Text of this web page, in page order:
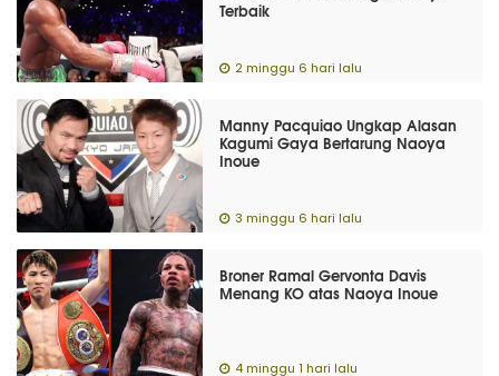
Terbaik
2 minggu 6 hari lalu
Manny Pacquiao Ungkap Alasan
Kagumi Gaya Bertarung Naoya
Inoue
3 minggu 6 hari lalu
Broner Ramal Gervonta Davis
Menang KO atas Naoya Inoue
4 minggu 1 hari lalu